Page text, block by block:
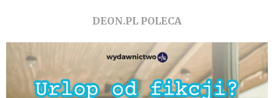
DEON.PL POLECA